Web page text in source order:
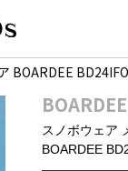
BOARDEE
BOARDEE
スノボウェア
BOARDEE